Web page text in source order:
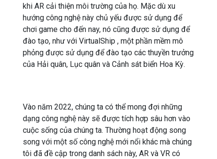
khi AR cải thiện môi trường của họ. Mặc dù xu
hướng công nghệ này chủ yếu được sử dụng để
chơi game cho đến nay, nó cũng được sử dụng để
đào tạo, như với VirtualShip , một phần mềm mô
phỏng được sử dụng để đào tạo các thuyền trưởng
của Hải quân, Lục quân và Cảnh sát biển Hoa Kỳ.
Vào năm 2022, chúng ta có thể mong đợi những
dạng công nghệ này sẽ được tích hợp sâu hơn vào
cuộc sống của chúng ta. Thường hoạt động song
song với một số công nghệ mới nổi khác mà chúng
tôi đã đề cập trong danh sách này, AR và VR có